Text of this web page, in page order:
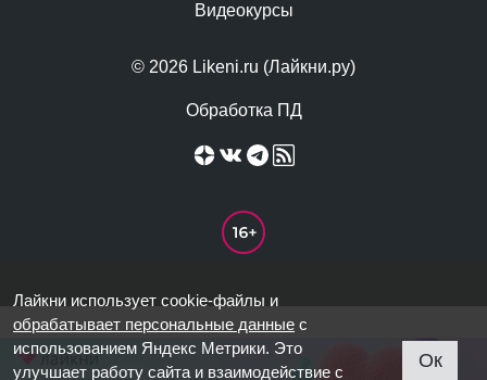
© 2026 Likeni.ru (Лайкни.ру)
Обработка ПД
Видеокурсы
Лайкни использует cookie-файлы и
обрабатывает персональные данные с
использованием Яндекс Метрики. Это
улучшает работу сайта и взаимодействие с
Ок